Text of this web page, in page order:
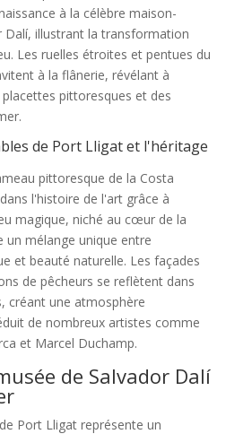
à la célèbre maison-
Dalí, illustrant la transformation
Les ruelles étroites et pentues du
à la flânerie, révélant à
pittoresques et des
de Port Lligat et l'héritage
pittoresque de la Costa
l'histoire de l'art grâce à
magique, niché au cœur de la
un mélange unique entre
et beauté naturelle. Les façades
de pêcheurs se reflètent dans
créant une atmosphère
de nombreux artistes comme
et Marcel Duchamp.
de Salvador Dalí
Port Lligat représente un